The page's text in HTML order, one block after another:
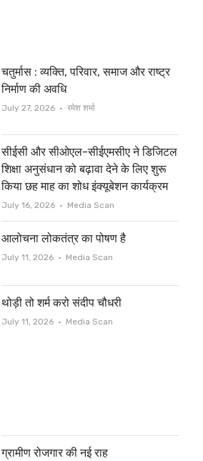
चतुर्मास : व्यक्ति, परिवार, समाज और राष्ट्र
निर्माण की अवधि
July 27, 2026 Author
रमेश शर्मा
सीईसी और सीओएल-सीईएमसीए ने डिजिटल
शिक्षा अनुसंधान को बढ़ावा देने के लिए शुरू
किया छह माह का शोध इंक्यूबेशन कार्यक्रम
July 16, 2026 Author
Media Scan
आलोचना लोकतंत्र का पोषण है
July 11, 2026 Author
Media Scan
थोड़ी तो शर्म करो संदीप चौधरी
July 11, 2026 Author
Media Scan
ग्रामीण रोजगार की नई राह